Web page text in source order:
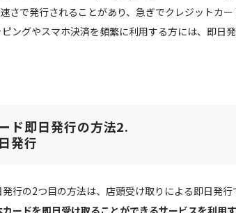
さで発行されることがあり、急ぎでクレジットカ
ングやスマホ決済を頻繁に利用する方には、即日
ド即日発行の方法2.
発行
行の2つ目の方法は、店頭受け取りによる即日発行
ードを即日受け取ることができるサービスを利用